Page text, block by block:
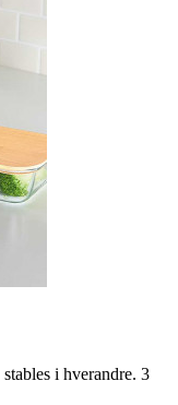
stables i ­hverandre. 3